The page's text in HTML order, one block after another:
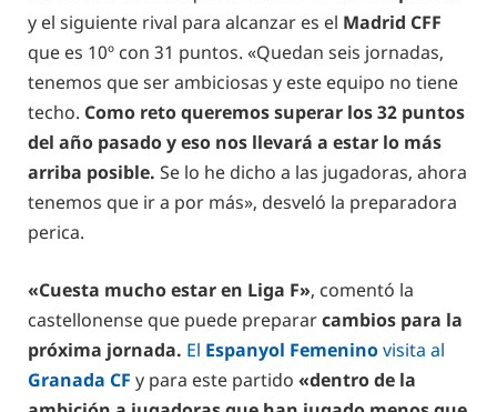
y el siguiente rival para alcanzar es el Madrid CFF
que es 10º con 31 puntos. «Quedan seis jornadas,
tenemos que ser ambiciosas y este equipo no tiene
techo. Como reto queremos superar los 32 puntos
del año pasado y eso nos llevará a estar lo más
arriba posible. Se lo he dicho a las jugadoras, ahora
tenemos que ir a por más», desveló la preparadora
perica.
«Cuesta mucho estar en Liga F», comentó la
castellonense que puede prepararcambios para la
próxima jornada. El Espanyol Femeninovisita al
Granada CF y para este partido «dentro de la